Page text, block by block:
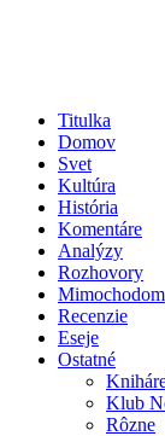
Titulka
Domov
Svet
Kultúra
História
Komentáre
Analýzy
Rozhovory
Mimochodom
Recenzie
Eseje
Ostatné
Klub
Rôzne